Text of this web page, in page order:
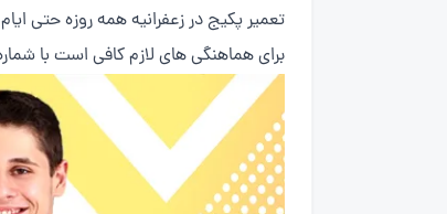
تعمیر پکیج در زعفرانیه همه روزه حتی ایام تعطیل از ساعت 8 صبح الی 21 در حال
برای هماهنگی های لازم کافی است با